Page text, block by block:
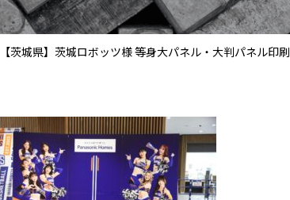
【茨城県】茨城ロボッツ様 等身大パネル・大判パネル印刷